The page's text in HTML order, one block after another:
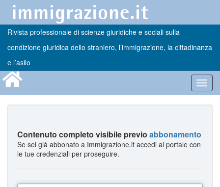
Rivista professionale di scienze giuridiche e sociali sulla
condizione giuridica dello straniero, l’immigrazione, la cittadinanza
e l’asilo
Contenuto completo visibile previo abbonamento
Se sei già abbonato a Immigrazione.it accedi al portale con
le tue credenziali per proseguire.